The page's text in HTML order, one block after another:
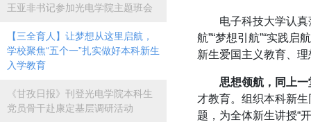
王亚非书记参加光电学院主题班会
【三全育人】让梦想从这里启航，
学校聚焦“五个一”扎实做好本科新生
入学教育
《甘孜日报》刊登光电学院本科生
党员骨干赴康定基层调研活动
电子科技大学认
航”“梦想引航”“实践启
新生爱国主义教育、
思想领航，同上一
才教育。组织本科新生
题，为全体新生讲授“